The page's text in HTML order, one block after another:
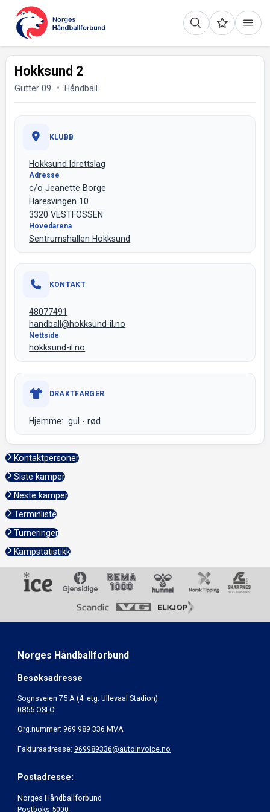
Hokksund 2
Gutter 09 Håndball
KLUBB
Hokksund Idrettslag
Adresse
c/o Jeanette Borge
Haresvingen 10
3320 VESTFOSSEN
Hovedarena
Sentrumshallen Hokksund
KONTAKT
48077491
handball@hokksund-il.no
Nettside
hokksund-il.no
DRAKTFARGER
Hjemme: gul - rød
Kontaktpersoner
Siste kamper
Neste kamper
Terminliste
Turneringer
Kampstatistikk
Norges Håndballforbund
Besøksadresse
Sognsveien 75 A (4. etg. Ullevaal Stadion)
0855 OSLO
Org.nummer: 969 989 336 MVA
Fakturaadresse: 969989336@autoinvoice.no
Postadresse:
Norges Håndballforbund
Postboks 5000